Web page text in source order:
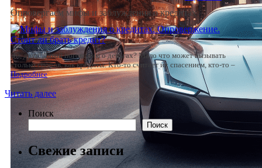
Опровергаем мифы и заблуждения о кредитах
Эй, друг! Давай поговорим о деньгах? Мало что может вызывать
столько споров, как кредиты. Кто-то считает их спасением, кто-то –
Подробнее
Читать далее
Поиск
Поиск
Свежие записи